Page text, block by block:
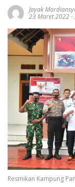
Jayak
23 Maret 2022 -
Resmikan Kampung